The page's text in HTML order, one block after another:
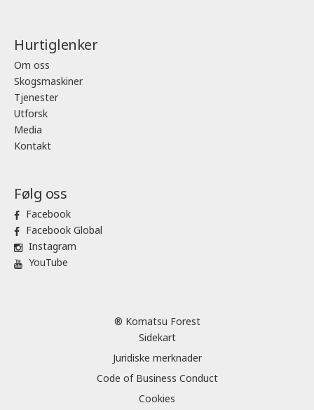
Hurtiglenker
Om oss
Skogsmaskiner
Tjenester
Utforsk
Media
Kontakt
Følg oss
Facebook
Facebook Global
Instagram
YouTube
® Komatsu Forest
Sidekart
Juridiske merknader
Code of Business Conduct
Cookies